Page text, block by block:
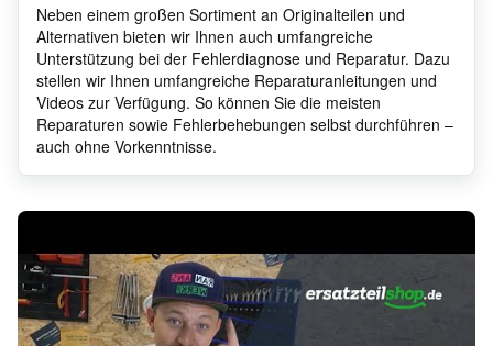
Neben einem großen Sortiment an Originalteilen und
Alternativen bieten wir Ihnen auch umfangreiche
Unterstützung bei der Fehlerdiagnose und Reparatur. Dazu
stellen wir Ihnen umfangreiche Reparaturanleitungen und
Videos zur Verfügung. So können Sie die meisten
Reparaturen sowie Fehlerbehebungen selbst durchführen –
auch ohne Vorkenntnisse.